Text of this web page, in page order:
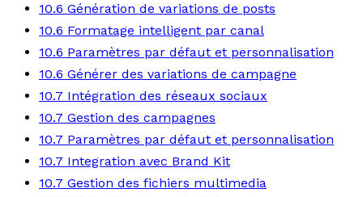
10.6 Génération de variations de posts
10.6 Formatage intelligent par canal
10.6 Paramètres par défaut et personnalisation
10.6 Générer des variations de campagne
10.7 Intégration des réseaux sociaux
10.7 Gestion des campagnes
10.7 Paramètres par défaut et personnalisation
10.7 Integration avec Brand Kit
10.7 Gestion des fichiers multimedia